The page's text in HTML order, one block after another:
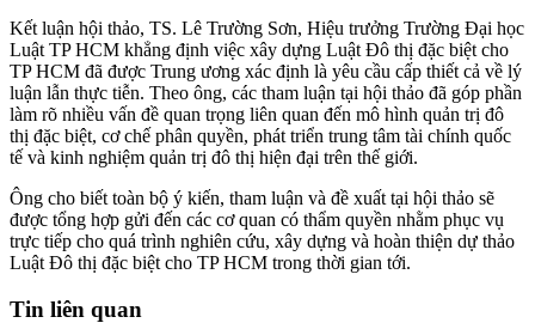
Kết luận hội thảo, TS. Lê Trường Sơn, Hiệu trưởng Trường Đại học
Luật TP HCM khẳng định việc xây dựng Luật Đô thị đặc biệt cho
TP HCM đã được Trung ương xác định là yêu cầu cấp thiết cả về lý
luận lẫn thực tiễn. Theo ông, các tham luận tại hội thảo đã góp phần
làm rõ nhiều vấn đề quan trọng liên quan đến mô hình quản trị đô
thị đặc biệt, cơ chế phân quyền, phát triển trung tâm tài chính quốc
tế và kinh nghiệm quản trị đô thị hiện đại trên thế giới.
Ông cho biết toàn bộ ý kiến, tham luận và đề xuất tại hội thảo sẽ
được tổng hợp gửi đến các cơ quan có thẩm quyền nhằm phục vụ
trực tiếp cho quá trình nghiên cứu, xây dựng và hoàn thiện dự thảo
Luật Đô thị đặc biệt cho TP HCM trong thời gian tới.
Tin liên quan